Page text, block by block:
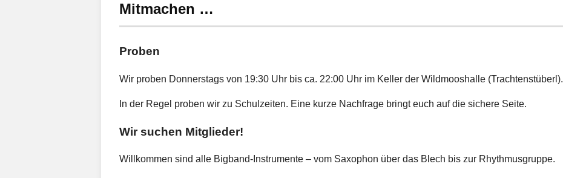
Mitmachen …
Proben
Wir proben Donnerstags von 19:30 Uhr bis ca. 22:00 Uhr im Keller der Wildmooshalle (Trachtenstüberl).
In der Regel proben wir zu Schulzeiten. Eine kurze Nachfrage bringt euch auf die sichere Seite.
Wir suchen Mitglieder!
Willkommen sind alle Bigband-Instrumente – vom Saxophon über das Blech bis zur Rhythmusgruppe.